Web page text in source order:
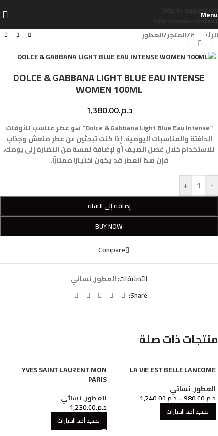
Skip to navigation
Skip to main content
Menu
الرئيسية/المتجر/العطور
DOLCE & GABBANA LIGHT BLUE EAU INTENSE
WOMEN 100ML
د.م.1,380.00
“Dolce & Gabbana Light Blue Eau Intense” هو عطر مناسب للأوقات
الدافئة والمناسبات اليومية. إذا كنت تبحثين عن عطر منعش وجذاب
للاستخدام خلال فصل الصيف أو لإضافة لمسة من النضارة إلى يومك،
فإن هذا العطر قد يكون اختيارًا ممتازًا.
-
+
إضافة إلى السلة
BUY NOW
Compare
التصنيفات:العطور,نسائي
Share:
منتجات ذات صلة
LA VIE EST BELLE LANCOME
العطور,نسائي
د.م.980.00
–د.م.1,240.00
تحديد أحد الخيارات
YVES SAINT LAURENT MON
PARIS
العطور,نسائي
د.م.1,230.00
تحديد أحد الخيارات